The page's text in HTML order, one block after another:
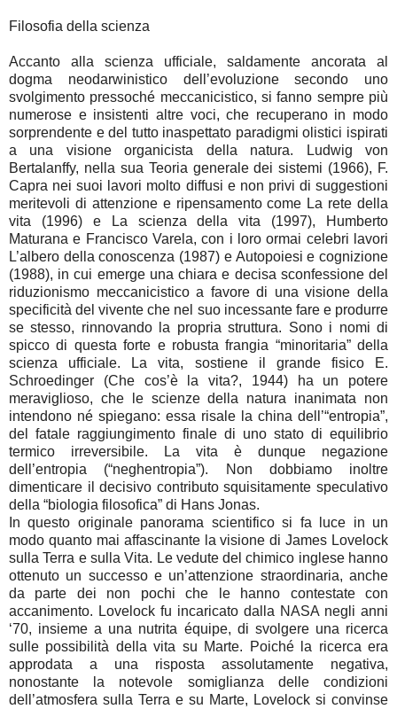
Filosofia della scienza
Accanto alla scienza ufficiale, saldamente ancorata al
dogma neodarwinistico dell’evoluzione secondo uno
svolgimento pressoché meccanicistico, si fanno sempre più
numerose e insistenti altre voci, che recuperano in modo
sorprendente e del tutto inaspettato paradigmi olistici ispirati
a una visione organicista della natura. Ludwig von
Bertalanffy, nella sua Teoria generale dei sistemi (1966), F.
Capra nei suoi lavori molto diffusi e non privi di suggestioni
meritevoli di attenzione e ripensamento come La rete della
vita (1996) e La scienza della vita (1997), Humberto
Maturana e Francisco Varela, con i loro ormai celebri lavori
L’albero della conoscenza (1987) e Autopoiesi e cognizione
(1988), in cui emerge una chiara e decisa sconfessione del
riduzionismo meccanicistico a favore di una visione della
specificità del vivente che nel suo incessante fare e produrre
se stesso, rinnovando la propria struttura. Sono i nomi di
spicco di questa forte e robusta frangia “minoritaria” della
scienza ufficiale. La vita, sostiene il grande fisico E.
Schroedinger (Che cos’è la vita?, 1944) ha un potere
meraviglioso, che le scienze della natura inanimata non
intendono né spiegano: essa risale la china dell’“entropia”,
del fatale raggiungimento finale di uno stato di equilibrio
termico irreversibile. La vita è dunque negazione
dell’entropia (“neghentropia”). Non dobbiamo inoltre
dimenticare il decisivo contributo squisitamente speculativo
della “biologia filosofica” di Hans Jonas.
In questo originale panorama scientifico si fa luce in un
modo quanto mai affascinante la visione di James Lovelock
sulla Terra e sulla Vita. Le vedute del chimico inglese hanno
ottenuto un successo e un’attenzione straordinaria, anche
da parte dei non pochi che le hanno contestate con
accanimento. Lovelock fu incaricato dalla NASA negli anni
‘70, insieme a una nutrita équipe, di svolgere una ricerca
sulle possibilità della vita su Marte. Poiché la ricerca era
approdata a una risposta assolutamente negativa,
nonostante la notevole somiglianza delle condizioni
dell’atmosfera sulla Terra e su Marte, Lovelock si convinse